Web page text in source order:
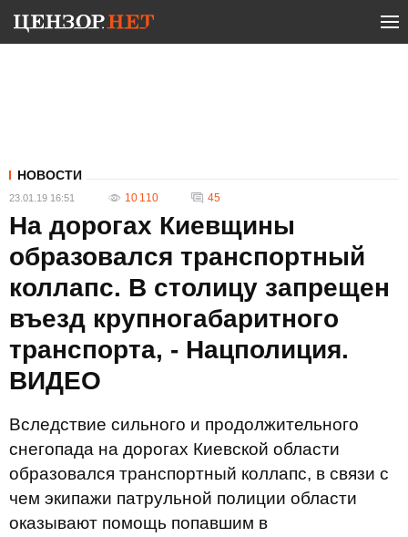
НОВОСТИ
23.01.19 16:51 10 110 45
На дорогах Киевщины
образовался транспортный
коллапс. В столицу запрещен
въезд крупногабаритного
транспорта, - Нацполиция.
ВИДЕО
Вследствие сильного и продолжительного
снегопада на дорогах Киевской области
образовался транспортный коллапс, в связи с
чем экипажи патрульной полиции области
оказывают помощь попавшим в